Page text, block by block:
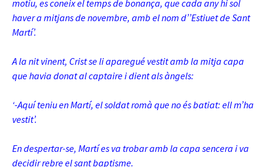
motiu, es coneix el temps de bonança, que cada any hi sol
haver a mitjans de novembre, amb el nom d’’Estiuet de Sant
Martí’.
A la nit vinent, Crist se li aparegué vestit amb la mitja capa
que havia donat al captaire i dient als àngels:
‘-Aquí teniu en Martí, el soldat romà que no és batiat: ell m’ha
vestit’.
En despertar-se, Martí es va trobar amb la capa sencera i va
decidir rebre el sant baptisme.